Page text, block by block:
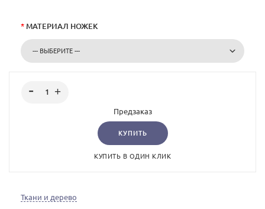
* МАТЕРИАЛ НОЖЕК
Предзаказ
КУПИТЬ
КУПИТЬ В ОДИН КЛИК
Ткани и дерево